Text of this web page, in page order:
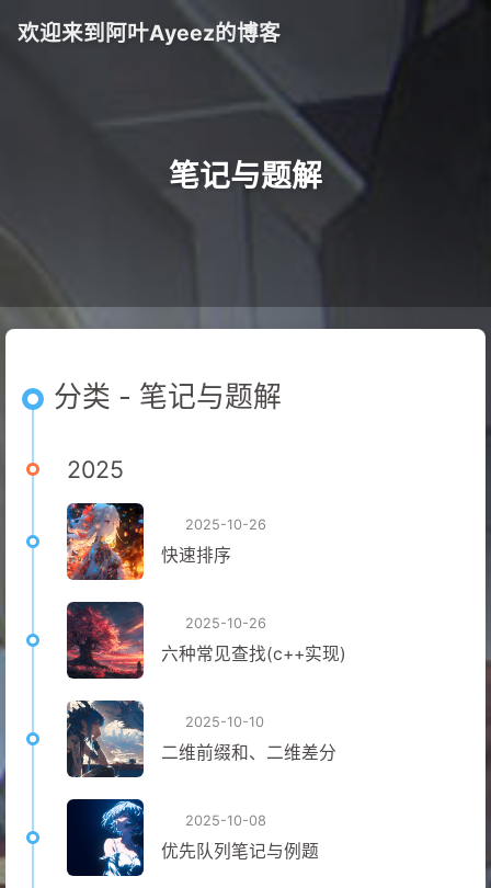
欢迎来到阿叶Ayeez的博客
笔记与题解
分类 - 笔记与题解
2025
2025-10-26
快速排序
2025-10-26
六种常见查找(c++实现)
2025-10-10
二维前缀和、二维差分
2025-10-08
优先队列笔记与例题